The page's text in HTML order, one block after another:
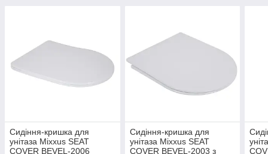
Сидіння-кришка для
унітаза Mixxus SEAT
COVER BEVEL-2006
Сидіння-кришка для
унітаза Mixxus SEAT
COVER BEVEL-2003 з